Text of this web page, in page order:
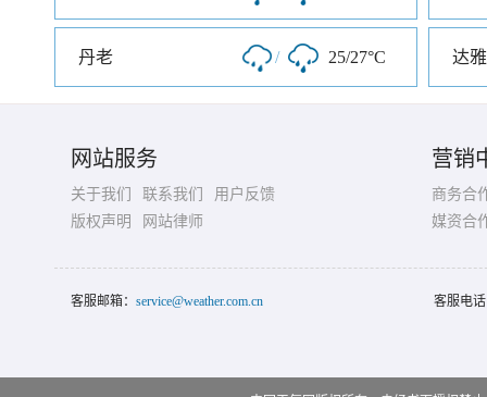
丹老 / 25/27°C 达
网站服务
关于我们 联系我们
用户反馈
版权声明
网站律师
营销
商务合
媒资合
客服邮箱： service@weather.com.cn 客服电